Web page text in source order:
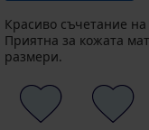
Красиво съчетание на
Приятна за кожата
размери.